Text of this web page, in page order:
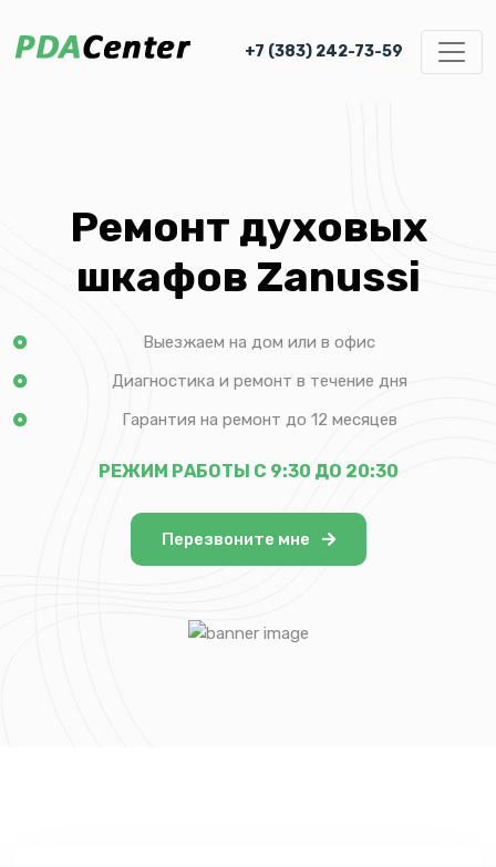
+7 (383) 242-73-59
Ремонт духовых
шкафов Zanussi
Выезжаем на дом или в офис
Диагностика и ремонт в течение дня
Гарантия на ремонт до 12 месяцев
РЕЖИМ РАБОТЫ С 9:30 ДО 20:30
Перезвоните мне